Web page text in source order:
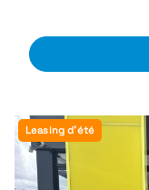
Leasing d'été